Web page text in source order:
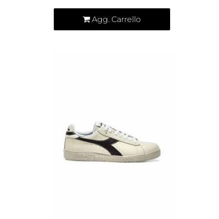
Agg. Carrello